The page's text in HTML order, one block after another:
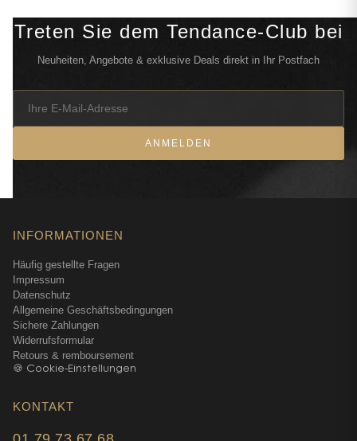
Treten Sie dem Tendance-Club bei
Neuheiten, Angebote & exklusive Deals direkt in Ihr Postfach
ANMELDEN
INFORMATIONEN
Häufig gestellte Fragen
Impressum
Datenschutz
Allgemeine Geschäftsbedingungen
Sichere Zahlungen
Widerrufsformular
Retours & remboursement
🍪 Cookie-Einstellungen
KONTAKT